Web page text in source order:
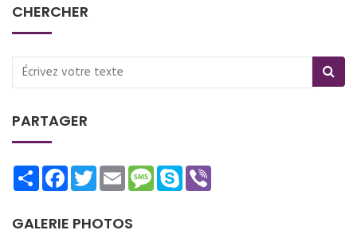
CHERCHER
PARTAGER
ShareFacebookTwitterEmailMessage
Skype
GALERIE PHOTOS